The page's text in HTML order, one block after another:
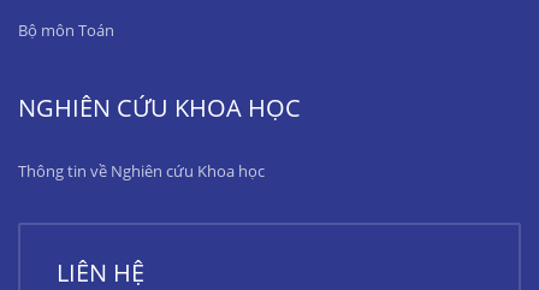
Bộ môn Toán
NGHIÊN CỨU KHOA HỌC
Thông tin về Nghiên cứu Khoa học
LIÊN HỆ